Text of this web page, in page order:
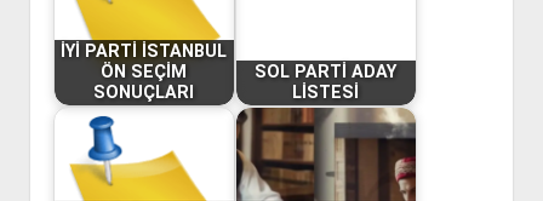
İYİ PARTİ İSTANBUL
ÖN SEÇİM
SONUÇLARI
SOL PARTİ ADAY
LİSTESİ